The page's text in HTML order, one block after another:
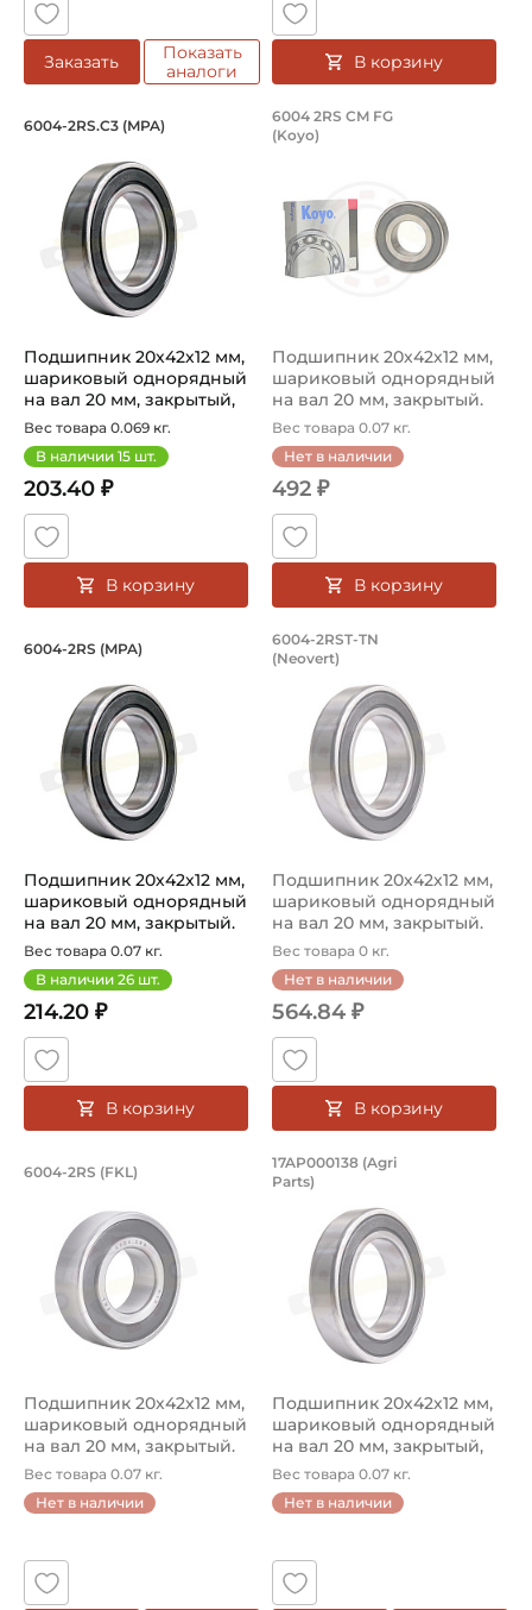
Заказать
Показать
аналоги
В корзину
Подшипник 20х42х12 мм, шариковый
Подшипник шариковый однорядный 6004-2RS.C3 MPA
6004-2RS.C3 (MPA)
Подшипник 20х42х12 мм,
шариковый однорядный
на вал 20 мм, закрытый,
уве...
Вес товара 0.069 кг.
В наличии 15 шт.
203.40 ₽
В корзину
Подшипник
Подшипник 6004 2RS CM FG
6004 2RS CM FG
(Koyo)
Подшипник 20х42х12 мм,
шариковый однорядный
на вал 20 мм, закрытый.
Арт...
Вес товара 0.07 кг.
Нет в наличии
492 ₽
В корзину
Подшипник 20х42х12 мм, шариковый
Подшипник 6004-2RS - шариковый однорядный на вал
6004-2RS (MPA)
Подшипник 20х42х12 мм,
шариковый однорядный
на вал 20 мм, закрытый.
Арт...
Вес товара 0.07 кг.
В наличии 26 шт.
214.20 ₽
В корзину
Подшипник
Подшипник 6004-2RS -
6004-2RST-TN
(Neovert)
Подшипник 20х42х12 мм,
шариковый однорядный
на вал 20 мм, закрытый.
Арт...
Вес товара 0 кг.
Нет в наличии
564.84 ₽
В корзину
Подшипник 20х42х12 мм, шариковый
Подшипник шариковый 6004-2RS FKL, на вал 20 мм.
6004-2RS (FKL)
Подшипник 20х42х12 мм,
шариковый однорядный
на вал 20 мм, закрытый.
Арт...
Вес товара 0.07 кг.
Нет в наличии
Подшипник
Подшипник 17AP000138
17AP000138 (Agri
Parts)
Подшипник 20х42х12 мм,
шариковый однорядный
на вал 20 мм, закрытый,
уве...
Вес товара 0.07 кг.
Нет в наличии